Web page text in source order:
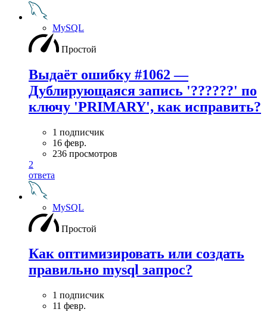
MySQL
Простой
Выдаёт ошибку #1062 —
Дублирующаяся запись '??????' по
ключу 'PRIMARY', как исправить?
1 подписчик
16 февр.
236 просмотров
2
ответа
MySQL
Простой
Как оптимизировать или создать
правильно mysql запрос?
1 подписчик
11 февр.